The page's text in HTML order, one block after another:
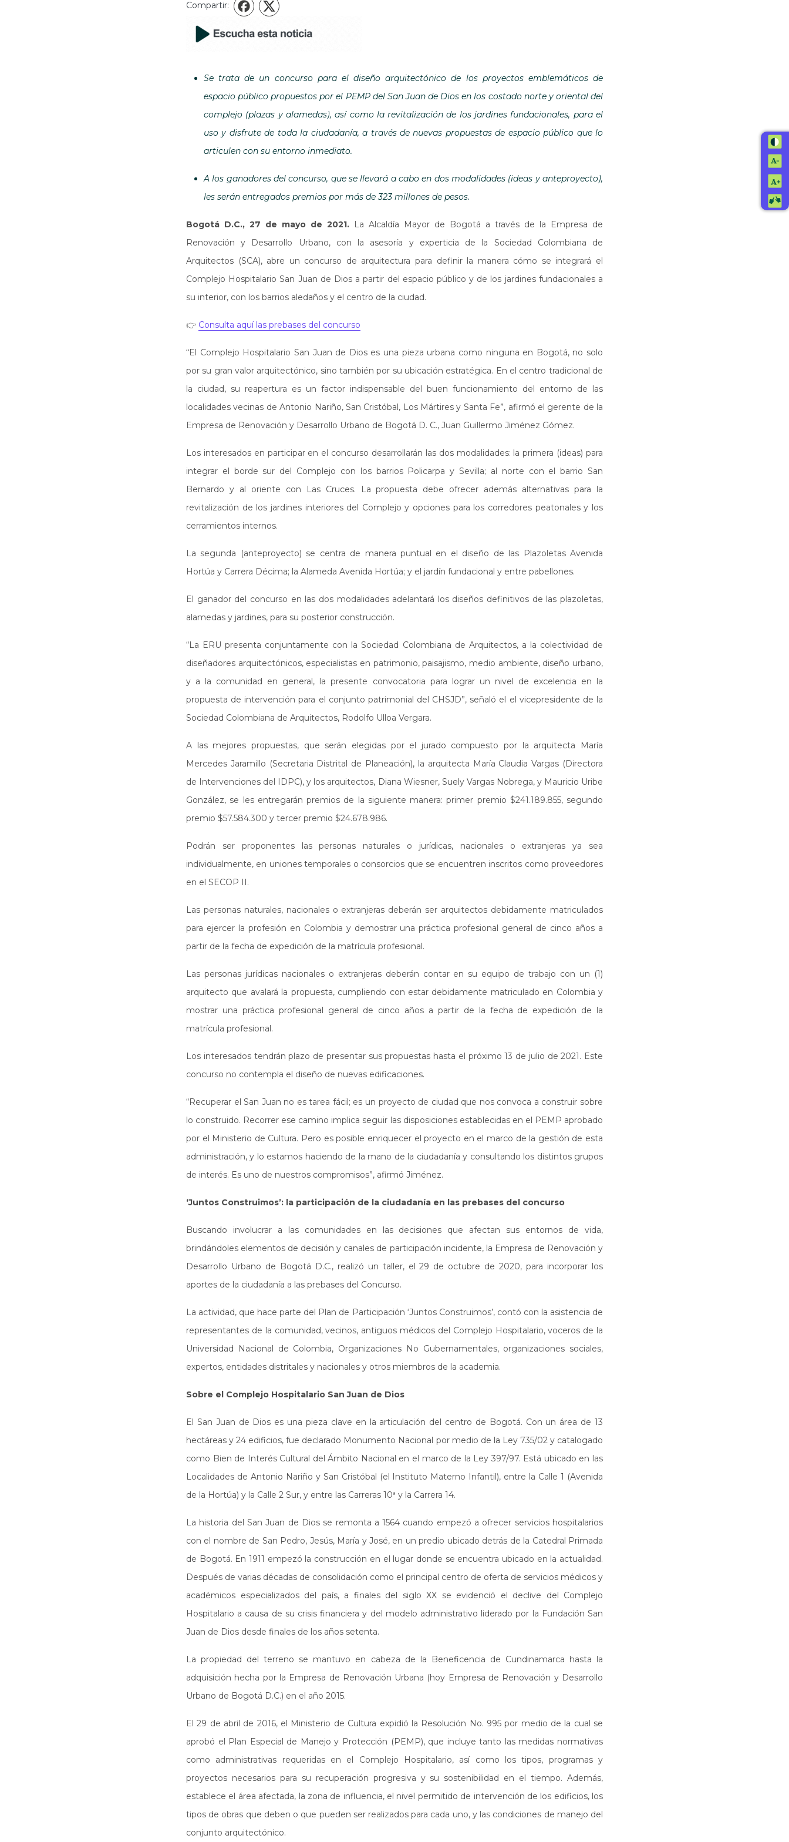
Compartir: Facebook
Se trata de un concurso para el diseño arquitectónico de los proyectos emblemáticos de
espacio público propuestos por el PEMP del San Juan de Dios en los costado norte y oriental del
complejo (plazas y alamedas), así como la revitalización de los jardines fundacionales, para el
uso y disfrute de toda la ciudadanía, a través de nuevas propuestas de espacio público que lo
articulen con su entorno inmediato.
A los ganadores del concurso, que se llevará a cabo en dos modalidades (ideas y anteproyecto),
les serán entregados premios por más de 323 millones de pesos.
Bogotá D.C., 27 de mayo de 2021. La Alcaldía Mayor de Bogotá a través de la Empresa de
Renovación y Desarrollo Urbano, con la asesoría y experticia de la Sociedad Colombiana de
Arquitectos (SCA), abre un concurso de arquitectura para definir la manera cómo se integrará el
Complejo Hospitalario San Juan de Dios a partir del espacio público y de los jardines fundacionales a
su interior, con los barrios aledaños y el centro de la ciudad.
👉 Consulta aquí las prebases del concurso
“El Complejo Hospitalario San Juan de Dios es una pieza urbana como ninguna en Bogotá, no solo
por su gran valor arquitectónico, sino también por su ubicación estratégica. En el centro tradicional de
la ciudad, su reapertura es un factor indispensable del buen funcionamiento del entorno de las
localidades vecinas de Antonio Nariño, San Cristóbal, Los Mártires y Santa Fe”, afirmó el gerente de la
Empresa de Renovación y Desarrollo Urbano de Bogotá D. C., Juan Guillermo Jiménez Gómez.
Los interesados en participar en el concurso desarrollarán las dos modalidades: la primera (ideas) para
integrar el borde sur del Complejo con los barrios Policarpa y Sevilla; al norte con el barrio San
Bernardo y al oriente con Las Cruces. La propuesta debe ofrecer además alternativas para la
revitalización de los jardines interiores del Complejo y opciones para los corredores peatonales y los
cerramientos internos.
La segunda (anteproyecto) se centra de manera puntual en el diseño de las Plazoletas Avenida
Hortúa y Carrera Décima; la Alameda Avenida Hortúa; y el jardín fundacional y entre pabellones.
El ganador del concurso en las dos modalidades adelantará los diseños definitivos de las plazoletas,
alamedas y jardines, para su posterior construcción.
“La ERU presenta conjuntamente con la Sociedad Colombiana de Arquitectos, a la colectividad de
diseñadores arquitectónicos, especialistas en patrimonio, paisajismo, medio ambiente, diseño urbano,
y a la comunidad en general, la presente convocatoria para lograr un nivel de excelencia en la
propuesta de intervención para el conjunto patrimonial del CHSJD”, señaló el el vicepresidente de la
Sociedad Colombiana de Arquitectos, Rodolfo Ulloa Vergara.
A las mejores propuestas, que serán elegidas por el jurado compuesto por la arquitecta María
Mercedes Jaramillo (Secretaria Distrital de Planeación), la arquitecta María Claudia Vargas (Directora
de Intervenciones del IDPC), y los arquitectos, Diana Wiesner, Suely Vargas Nobrega, y Mauricio Uribe
González, se les entregarán premios de la siguiente manera: primer premio $241.189.855, segundo
premio $57.584.300 y tercer premio $24.678.986.
Podrán ser proponentes las personas naturales o jurídicas, nacionales o extranjeras ya sea
individualmente, en uniones temporales o consorcios que se encuentren inscritos como proveedores
en el SECOP II.
Las personas naturales, nacionales o extranjeras deberán ser arquitectos debidamente matriculados
para ejercer la profesión en Colombia y demostrar una práctica profesional general de cinco años a
partir de la fecha de expedición de la matrícula profesional.
Las personas jurídicas nacionales o extranjeras deberán contar en su equipo de trabajo con un (1)
arquitecto que avalará la propuesta, cumpliendo con estar debidamente matriculado en Colombia y
mostrar una práctica profesional general de cinco años a partir de la fecha de expedición de la
matrícula profesional.
Los interesados tendrán plazo de presentar sus propuestas hasta el próximo 13 de julio de 2021. Este
concurso no contempla el diseño de nuevas edificaciones.
“Recuperar el San Juan no es tarea fácil; es un proyecto de ciudad que nos convoca a construir sobre
lo construido. Recorrer ese camino implica seguir las disposiciones establecidas en el PEMP aprobado
por el Ministerio de Cultura. Pero es posible enriquecer el proyecto en el marco de la gestión de esta
administración, y lo estamos haciendo de la mano de la ciudadanía y consultando los distintos grupos
de interés. Es uno de nuestros compromisos”, afirmó Jiménez.
‘Juntos Construimos’: la participación de la ciudadanía en las prebases del concurso
Buscando involucrar a las comunidades en las decisiones que afectan sus entornos de vida,
brindándoles elementos de decisión y canales de participación incidente, la Empresa de Renovación y
Desarrollo Urbano de Bogotá D.C., realizó un taller, el 29 de octubre de 2020, para incorporar los
aportes de la ciudadanía a las prebases del Concurso.
La actividad, que hace parte del Plan de Participación ‘Juntos Construimos’, contó con la asistencia de
representantes de la comunidad, vecinos, antiguos médicos del Complejo Hospitalario, voceros de la
Universidad Nacional de Colombia, Organizaciones No Gubernamentales, organizaciones sociales,
expertos, entidades distritales y nacionales y otros miembros de la academia.
Sobre el Complejo Hospitalario San Juan de Dios
El San Juan de Dios es una pieza clave en la articulación del centro de Bogotá. Con un área de 13
hectáreas y 24 edificios, fue declarado Monumento Nacional por medio de la Ley 735/02 y catalogado
como Bien de Interés Cultural del Ámbito Nacional en el marco de la Ley 397/97. Está ubicado en las
Localidades de Antonio Nariño y San Cristóbal (el Instituto Materno Infantil), entre la Calle 1 (Avenida
de la Hortúa) y la Calle 2 Sur, y entre las Carreras 10ª y la Carrera 14.
La historia del San Juan de Dios se remonta a 1564 cuando empezó a ofrecer servicios hospitalarios
con el nombre de San Pedro, Jesús, María y José, en un predio ubicado detrás de la Catedral Primada
de Bogotá. En 1911 empezó la construcción en el lugar donde se encuentra ubicado en la actualidad.
Después de varias décadas de consolidación como el principal centro de oferta de servicios médicos y
académicos especializados del país, a finales del siglo XX se evidenció el declive del Complejo
Hospitalario a causa de su crisis financiera y del modelo administrativo liderado por la Fundación San
Juan de Dios desde finales de los años setenta.
La propiedad del terreno se mantuvo en cabeza de la Beneficencia de Cundinamarca hasta la
adquisición hecha por la Empresa de Renovación Urbana (hoy Empresa de Renovación y Desarrollo
Urbano de Bogotá D.C.) en el año 2015.
El 29 de abril de 2016, el Ministerio de Cultura expidió la Resolución No. 995 por medio de la cual se
aprobó el Plan Especial de Manejo y Protección (PEMP), que incluye tanto las medidas normativas
como administrativas requeridas en el Complejo Hospitalario, así como los tipos, programas y
proyectos necesarios para su recuperación progresiva y su sostenibilidad en el tiempo. Además,
establece el área afectada, la zona de influencia, el nivel permitido de intervención de los edificios, los
tipos de obras que deben o que pueden ser realizados para cada uno, y las condiciones de manejo del
conjunto arquitectónico.